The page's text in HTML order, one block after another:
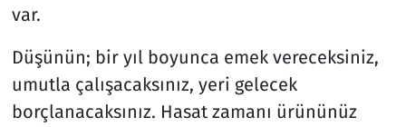
var.
Düşünün; bir yıl boyunca emek vereceksiniz,
umutla çalışacaksınız, yeri gelecek
borçlanacaksınız. Hasat zamanı ürününüz